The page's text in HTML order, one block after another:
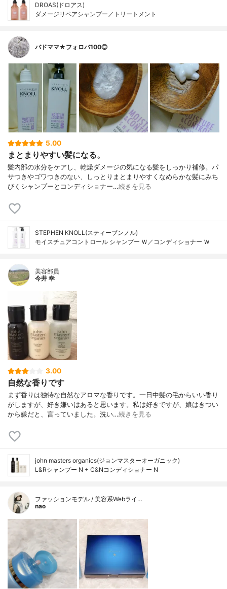
DROAS(ドロアス)
ダメージリペアシャンプー／トリートメント
バドママ★フォロバ100◎
5.00
まとまりやすい髪になる。
髪内部の水分をケアし、乾燥ダメージの気になる髪をしっかり補修。パ
サつきやゴワつきのない、しっとりまとまりやすくなめらかな髪にみち
びくシャンプーとコンディショナー…続きを見る
STEPHEN KNOLL(スティーブンノル)
モイスチュアコントロール シャンプー Ｗ／コンディショナー Ｗ
美容部員
今井 幸
3.00
自然な香りです
まず香りは独特な自然なアロマな香りです。一日中髪の毛からいい香り
がしますが、好き嫌いはあると思います。私は好きですが、娘はきつい
から嫌だと、言っていました。洗い…続きを見る
john masters organics(ジョンマスターオーガニック)
L&Rシャンプー N + C&Nコンディショナー N
ファッションモデル / 美容系Webライ…
nao